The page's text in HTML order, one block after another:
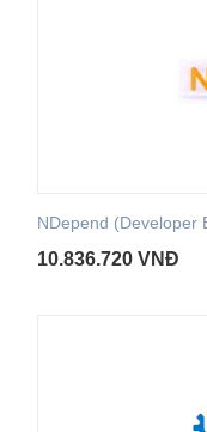
NDepend (Developer
10.836.720 VNĐ